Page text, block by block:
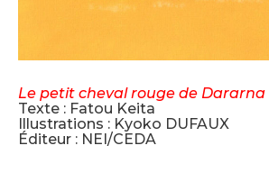
Le petit cheval rouge de Dararna
Texte : Fatou Keita
Illustrations : Kyoko DUFAUX
Éditeur : NEI/CEDA